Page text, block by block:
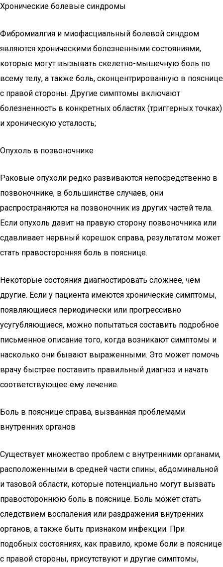
Хронические болевые синдромы
Фибромиалгия и миофасциальный болевой синдром
являются хроническими болезненными состояниями,
которые могут вызывать скелетно-мышечную боль по
всему телу, а также боль, сконцентрированную в пояснице
с правой стороны. Другие симптомы включают
болезненность в конкретных областях (триггерных точках)
и хроническую усталость;
Опухоль в позвоночнике
Раковые опухоли редко развиваются непосредственно в
позвоночнике, в большинстве случаев, они
распространяются на позвоночник из других частей тела.
Если опухоль давит на правую сторону позвоночника или
сдавливает нервный корешок справа, результатом может
стать правосторонняя боль в пояснице.
Некоторые состояния диагностировать сложнее, чем
другие. Если у пациента имеются хронические симптомы,
появляющиеся периодически или прогрессивно
усугубляющиеся, можно попытаться составить подробное
письменное описание того, когда возникают симптомы и
насколько они бывают выраженными. Это может помочь
врачу быстрее поставить правильный диагноз и начать
соответствующее ему лечение.
Боль в пояснице справа, вызванная проблемами
внутренних органов
Существует множество проблем с внутренними органами,
расположенными в средней части спины, абдоминальной
и тазовой области, которые потенциально могут вызвать
правостороннюю боль в пояснице. Боль может стать
следствием воспаления или раздражения внутренних
органов, а также быть признаком инфекции. При
подобных состояниях, как правило, кроме боли в пояснице
с правой стороны, присутствуют и другие симптомы,